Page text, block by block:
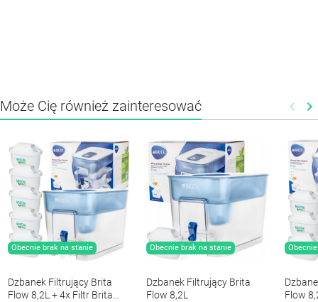
Może Cię również zainteresować keyboard_arrow_left keyboard_arrow_right
Obecnie brak na stanie
Dzbanek Filtrujący Brita
Flow 8,2L + 4x Filtr Brita
Obecnie brak na stanie
Dzbanek Filtrujący Brita
Flow 8,2L
Flow